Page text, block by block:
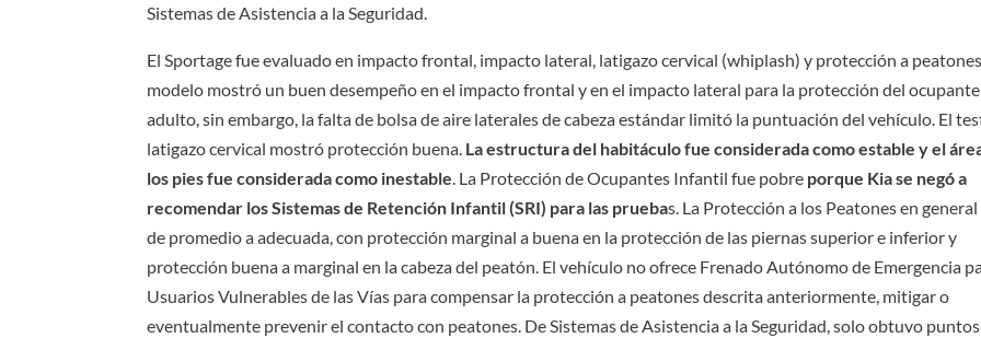
Sistemas de Asistencia a la Seguridad.
El Sportage fue evaluado en impacto frontal, impacto lateral, latigazo cervical (whiplash) y protección a
modelo mostró un buen desempeño en el impacto frontal y en el impacto lateral para la protección del ocupante
adulto, sin embargo, la falta de bolsa de aire laterales de cabeza estándar limitó la puntuación del vehículo. El
latigazo cervical mostró protección buena. La estructura del habitáculo fue considerada como estable y el
los pies fue considerada como inestable. La Protección de Ocupantes Infantil fue pobre porque Kia se negó a
recomendar los Sistemas de Retención Infantil (SRI) para las pruebas. La Protección a los Peatones en
de promedio a adecuada, con protección marginal a buena en la protección de las piernas superior e inferior y
protección buena a marginal en la cabeza del peatón. El vehículo no ofrece Frenado Autónomo de Emergencia
Usuarios Vulnerables de las Vías para compensar la protección a peatones descrita anteriormente, mitigar o
eventualmente prevenir el contacto con peatones. De Sistemas de Asistencia a la Seguridad, solo obtuvo